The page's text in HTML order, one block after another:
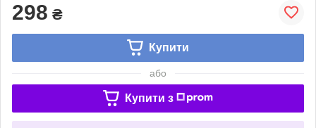
298 ₴
Купити
або
Купити з